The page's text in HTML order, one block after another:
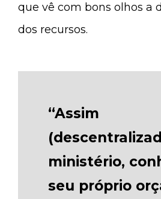
que vê com bons olhos a
dos recursos.
“Assim
ministério,
seu próprio